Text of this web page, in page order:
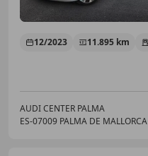
12/2023 11.895 km
AUDI CENTER PALMA
ES-07009 PALMA DE MALLORCA